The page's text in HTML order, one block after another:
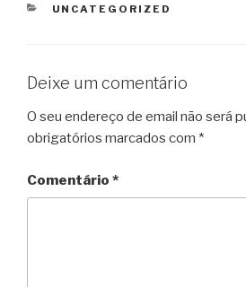
CATEGORIAS
UNCATEGORIZED
Deixe um comentário
O seu endereço de email não será
obrigatórios marcados com *
Comentário *